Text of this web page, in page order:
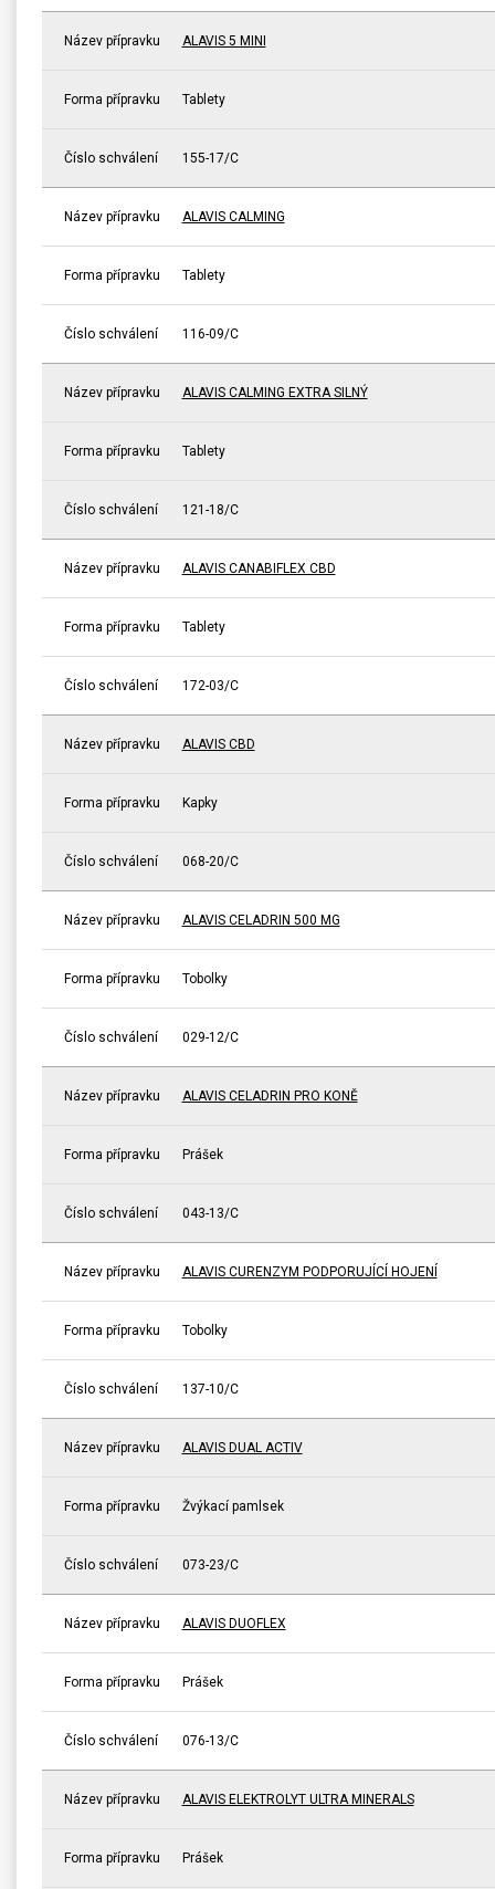
Název přípravku ALAVIS 5 MINI
Forma přípravku Tablety
Číslo schválení 155-17/C
Název přípravku ALAVIS CALMING
Forma přípravku Tablety
Číslo schválení 116-09/C
Název přípravku ALAVIS CALMING EXTRA SILNÝ
Forma přípravku Tablety
Číslo schválení 121-18/C
Název přípravku ALAVIS CANABIFLEX CBD
Forma přípravku Tablety
Číslo schválení 172-03/C
Název přípravku ALAVIS CBD
Forma přípravku Kapky
Číslo schválení 068-20/C
Název přípravku ALAVIS CELADRIN 500 MG
Forma přípravku Tobolky
Číslo schválení 029-12/C
Název přípravku ALAVIS CELADRIN PRO KONĚ
Forma přípravku Prášek
Číslo schválení 043-13/C
Název přípravku ALAVIS CURENZYM PODPORUJÍCÍ HOJENÍ
Forma přípravku Tobolky
Číslo schválení 137-10/C
Název přípravku ALAVIS DUAL ACTIV
Forma přípravku Žvýkací pamlsek
Číslo schválení 073-23/C
Název přípravku ALAVIS DUOFLEX
Forma přípravku Prášek
Číslo schválení 076-13/C
Název přípravku ALAVIS ELEKTROLYT ULTRA MINERALS
Forma přípravku Prášek